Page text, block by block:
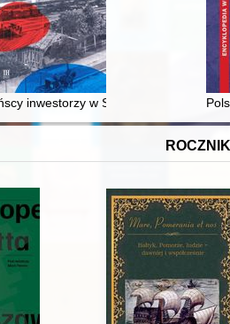
XVI-wiecznej Rzeczypospolitej
inwestorzy w Sopocie : prestiż